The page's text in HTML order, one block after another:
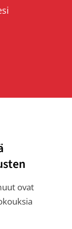
ovat